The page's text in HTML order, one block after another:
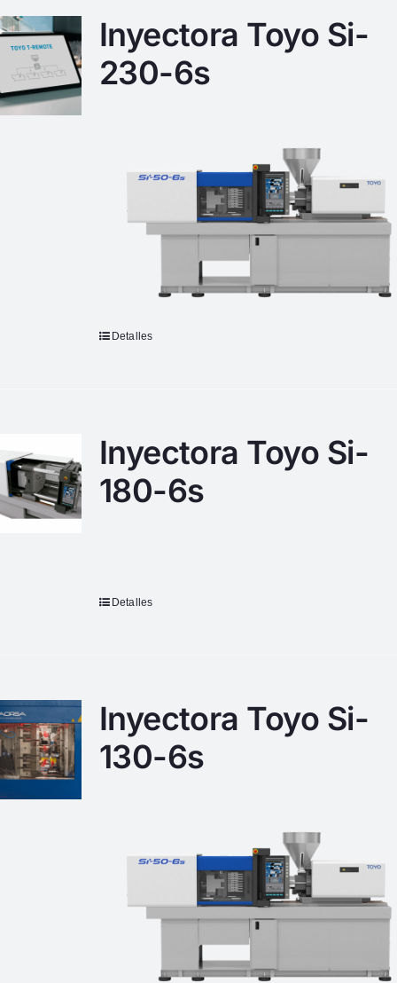
Inyectora Toyo Si-
230-6s
Detalles
Inyectora Toyo Si-
180-6s
Detalles
Inyectora Toyo Si-
130-6s